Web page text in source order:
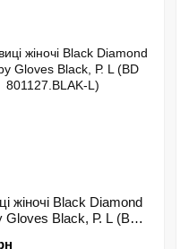
жіночі Black Diamond
Gloves Black, Р. L (BD